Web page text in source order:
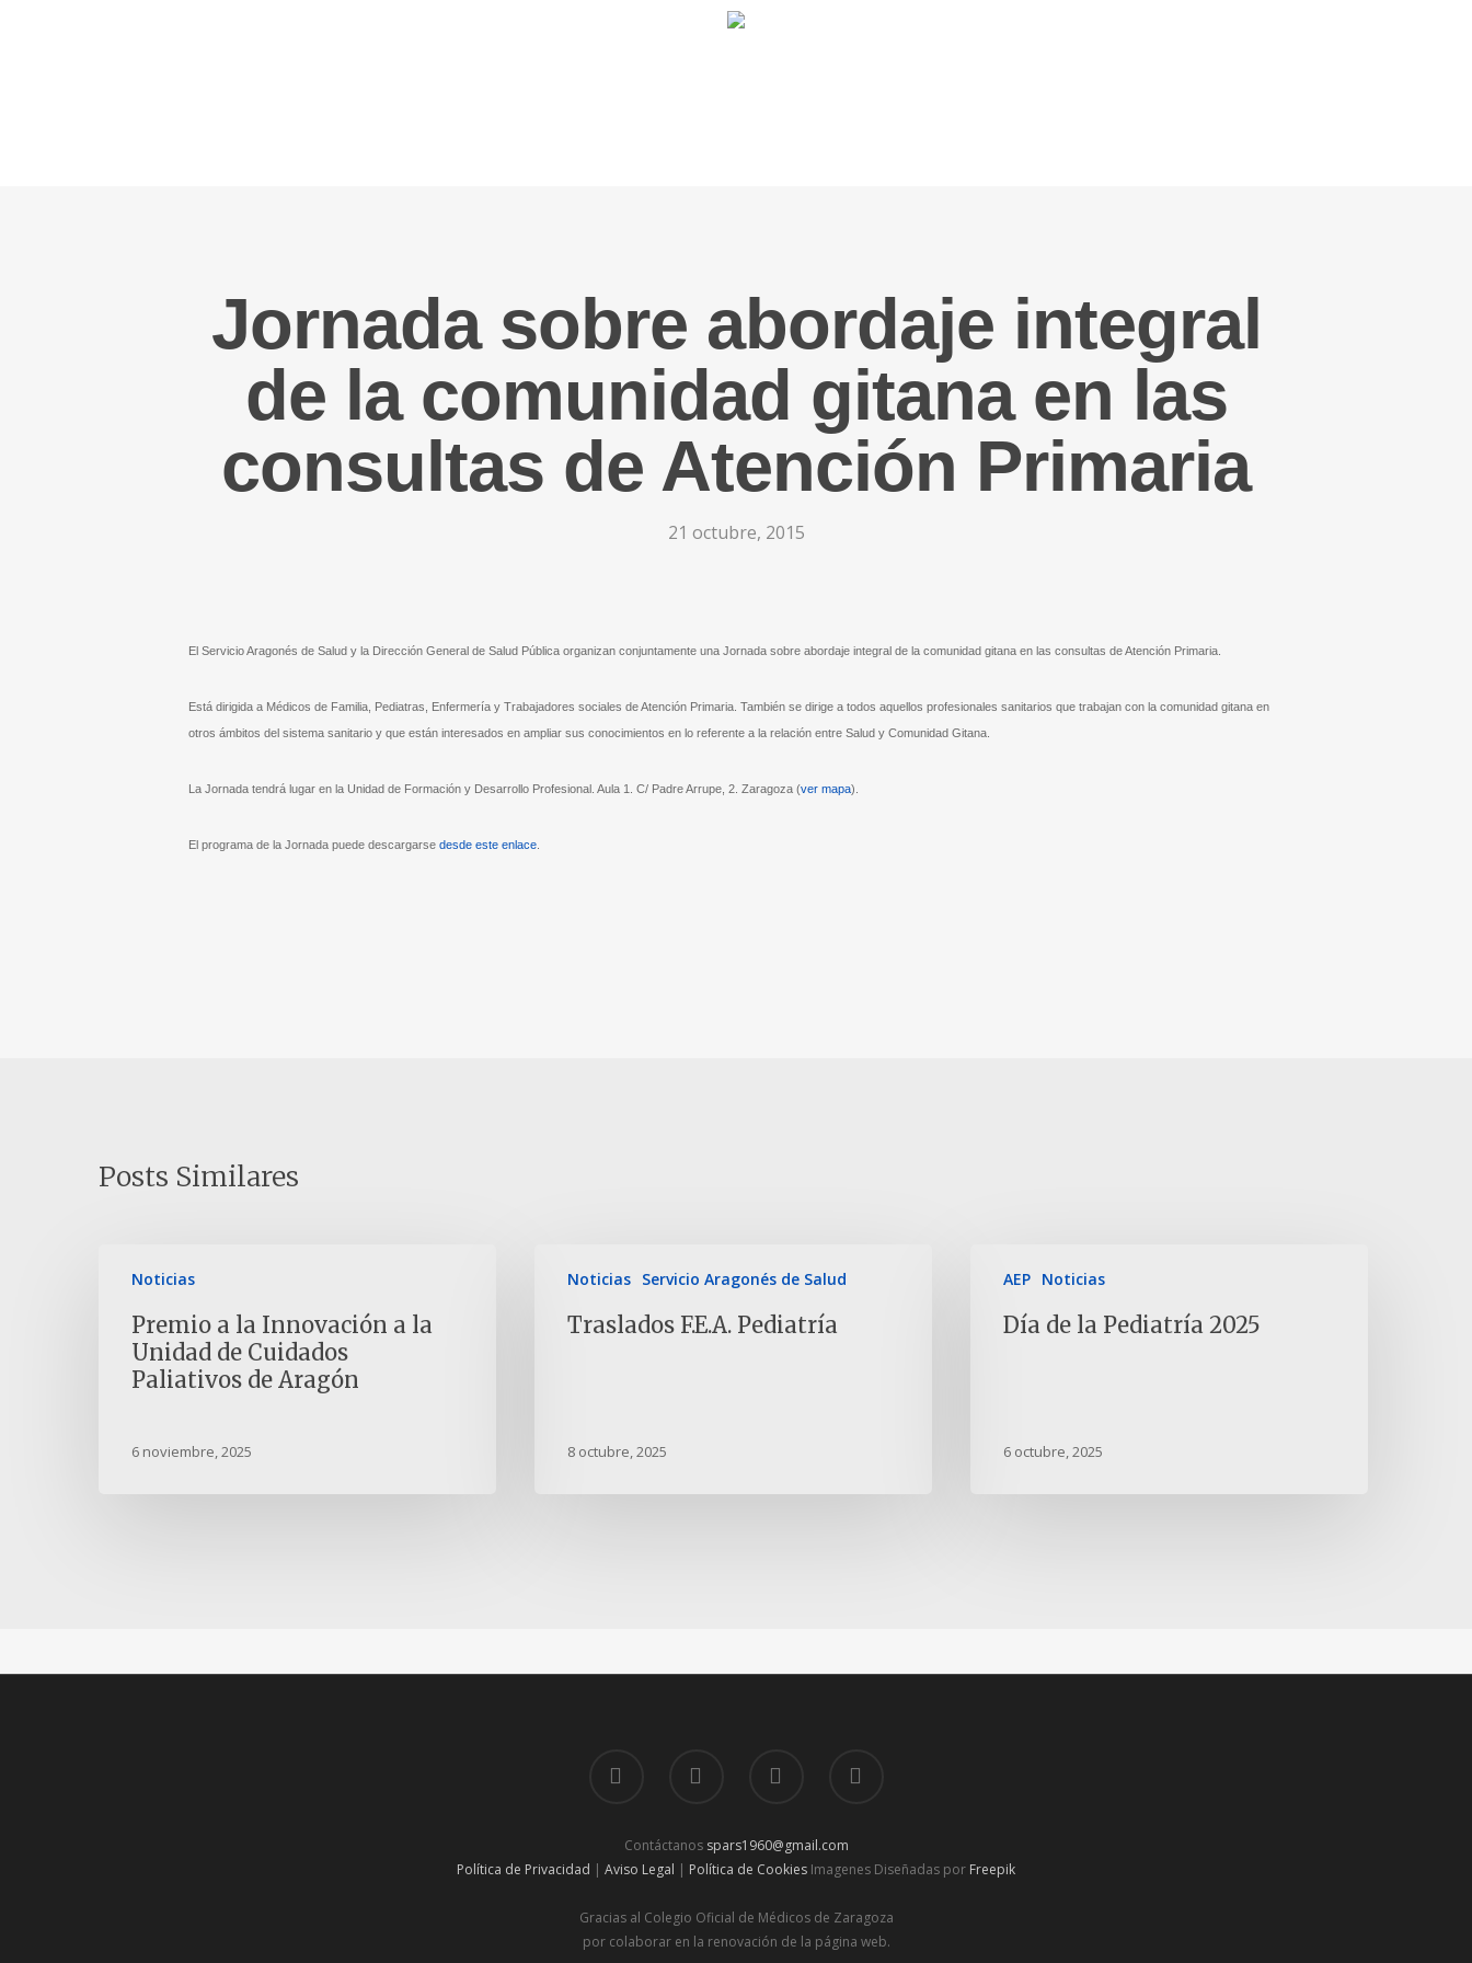
Jornada sobre abordaje integral
de la comunidad gitana en las
consultas de Atención Primaria
21 octubre, 2015
El Servicio Aragonés de Salud y la Dirección General de Salud Pública organizan conjuntamente una Jornada sobre abordaje integral de la comunidad gitana en las consultas de Atención Primaria.
Está dirigida a Médicos de Familia, Pediatras, Enfermería y Trabajadores sociales de Atención Primaria. También se dirige a todos aquellos profesionales sanitarios que trabajan con la comunidad gitana en
otros ámbitos del sistema sanitario y que están interesados en ampliar sus conocimientos en lo referente a la relación entre Salud y Comunidad Gitana.
La Jornada tendrá lugar en la Unidad de Formación y Desarrollo Profesional. Aula 1. C/ Padre Arrupe, 2. Zaragoza (ver mapa).
El programa de la Jornada puede descargarse desde este enlace
Posts Similares
Noticias
Premio a la Innovación a la
Unidad de Cuidados
Paliativos de Aragón
6 noviembre, 2025
Noticias Servicio Aragonés de Salud
Traslados F.E.A. Pediatría
8 octubre, 2025
AEP Noticias
Día de la Pediatría 2025
6 octubre, 2025
Contáctanos spars1960@gmail.com
Política de Privacidad | Aviso Legal | Política de Cookies Imagenes Diseñadas por Freepik
Gracias al Colegio Oficial de Médicos de Zaragoza
por colaborar en la renovación de la página web.